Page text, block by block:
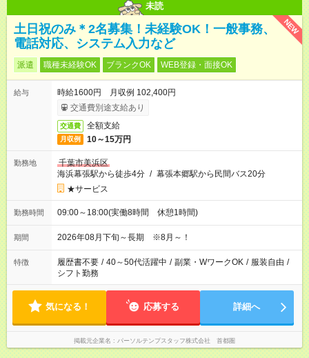
未読
NEW
土日祝のみ＊2名募集！未経験OK！一般事務、
電話対応、システム入力など
派遣 職種未経験OK ブランクOK WEB登録・面接OK
給与
時給1600円 月収例 102,400円
交通費別途支給あり
交通費 全額支給
月収例 10～15万円
勤務地
千葉市美浜区
海浜幕張駅から徒歩4分 / 幕張本郷駅から民間バス20分
★サービス
勤務時間 09:00～18:00(実働8時間 休憩1時間)
期間 2026年08月下旬～長期 ※8月～！
特徴 履歴書不要 / 40～50代活躍中 / 副業・WワークOK / 服装自由 /
シフト勤務
気になる！ 応募する 詳細へ
掲載元企業名 パーソルテンプスタッフ株式会社 首都圏